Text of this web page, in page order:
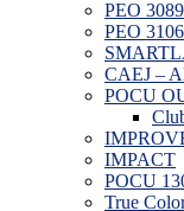
PEO
PEO
CAEJ –
POCU
IMPACT
POCU
True